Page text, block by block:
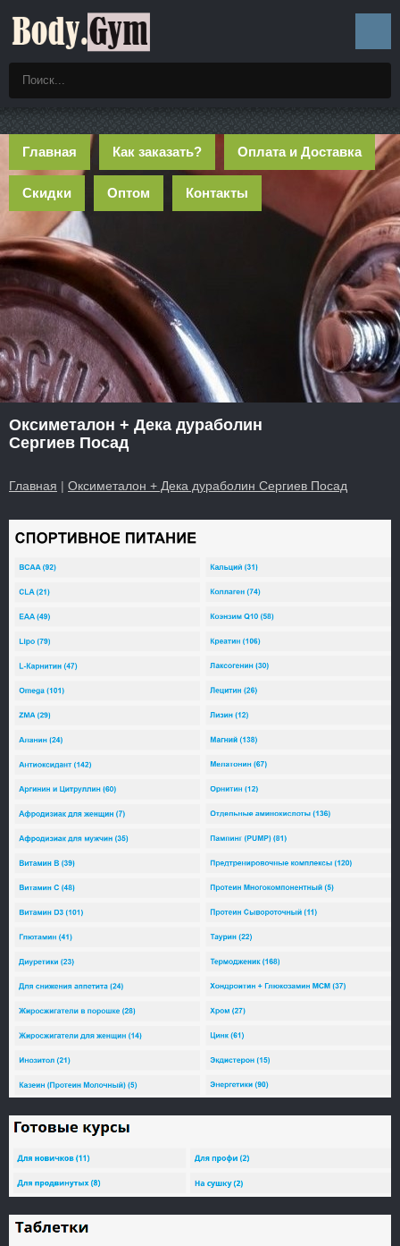
Главная Как заказать? Оплата и Доставка
Скидки Оптом Контакты
Оксиметалон + Дека дураболин
Сергиев Посад
Главная | Оксиметалон + Дека дураболин Сергиев Посад